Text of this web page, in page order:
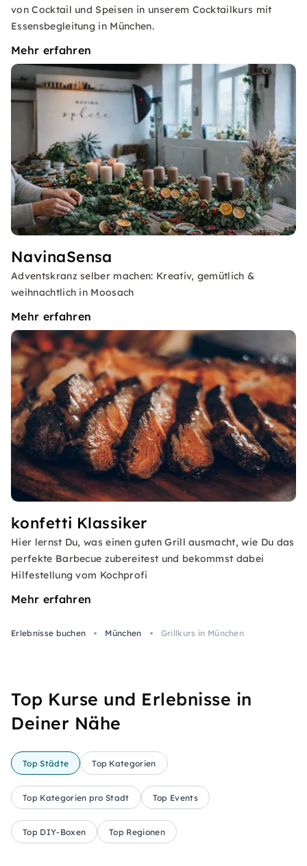
von Cocktail und Speisen in unserem Cocktailkurs mit
Essensbegleitung in München.
Mehr erfahren
NavinaSensa
Adventskranz selber machen: Kreativ, gemütlich &
weihnachtlich in Moosach
Mehr erfahren
konfetti Klassiker
Hier lernst Du, was einen guten Grill ausmacht, wie Du das
perfekte Barbecue zubereitest und bekommst dabei
Hilfestellung vom Kochprofi
Mehr erfahren
Erlebnisse buchen München Grillkurs in München
Top Kurse und Erlebnisse in
Deiner Nähe
Top Städte Top Kategorien
Top Kategorien pro Stadt Top Events
Top DIY-Boxen Top Regionen